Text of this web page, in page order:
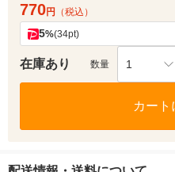
770円 （税込）
5%(34pt)
在庫あり 数量 1
カート